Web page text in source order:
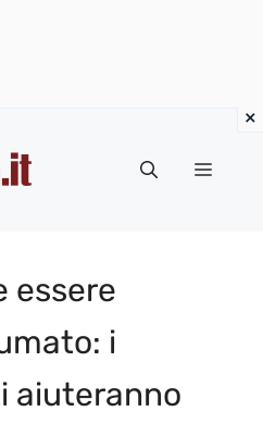
Menu
essere
i
aiuteranno